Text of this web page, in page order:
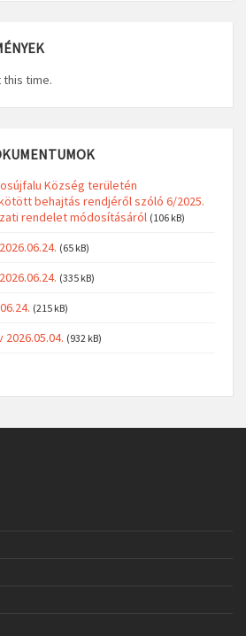
this time.
Község területén
behajtás rendjéről szóló 6/2025.
rendelet módosításáról (106 kB)
(65 kB)
(335 kB)
(215 kB)
(932 kB)